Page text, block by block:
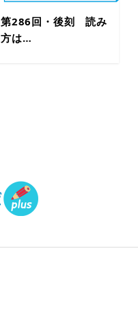
第286回・後刻 読み
方は…